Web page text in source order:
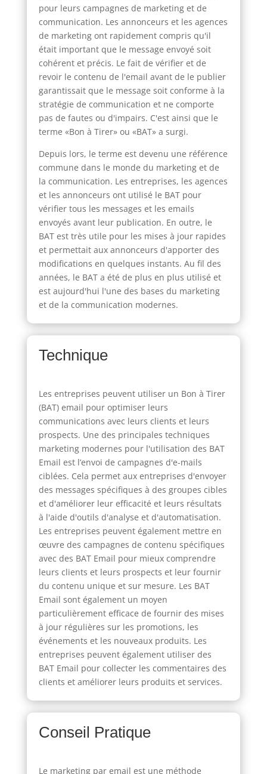
pour leurs campagnes de marketing et de
communication. Les annonceurs et les agences
de marketing ont rapidement compris qu'il
était important que le message envoyé soit
cohérent et précis. Le fait de vérifier et de
revoir le contenu de l'email avant de le publier
garantissait que le message soit conforme à la
stratégie de communication et ne comporte
pas de fautes ou d'impairs. C'est ainsi que le
terme «Bon à Tirer» ou «BAT» a surgi.
Depuis lors, le terme est devenu une référence
commune dans le monde du marketing et de
la communication. Les entreprises, les agences
et les annonceurs ont utilisé le BAT pour
vérifier tous les messages et les emails
envoyés avant leur publication. En outre, le
BAT est très utile pour les mises à jour rapides
et permettait aux annonceurs d'apporter des
modifications en quelques instants. Au fil des
années, le BAT a été de plus en plus utilisé et
est aujourd'hui l'une des bases du marketing
et de la communication modernes.
Technique
Les entreprises peuvent utiliser un Bon à Tirer
(BAT) email pour optimiser leurs
communications avec leurs clients et leurs
prospects. Une des principales techniques
marketing modernes pour l'utilisation des BAT
Email est l’envoi de campagnes d'e-mails
ciblées. Cela permet aux entreprises d'envoyer
des messages spécifiques à des groupes cibles
et d'améliorer leur efficacité et leurs résultats
à l'aide d'outils d'analyse et d'automatisation.
Les entreprises peuvent également mettre en
œuvre des campagnes de contenu spécifiques
avec des BAT Email pour mieux comprendre
leurs clients et leurs prospects et leur fournir
du contenu unique et sur mesure. Les BAT
Email sont également un moyen
particulièrement efficace de fournir des mises
à jour régulières sur les promotions, les
événements et les nouveaux produits. Les
entreprises peuvent également utiliser des
BAT Email pour collecter les commentaires des
clients et améliorer leurs produits et services.
Conseil Pratique
Le marketing par email est une méthode